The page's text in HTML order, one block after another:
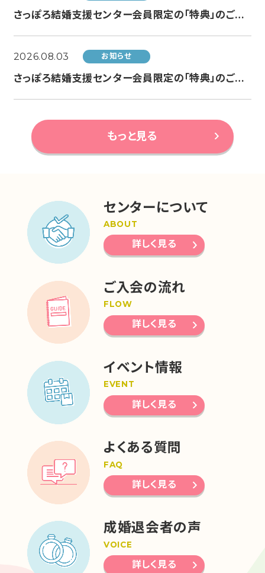
さっぽろ結婚支援センター会員限定の「特典」のご案内（AUNO by JOHNSON HOMES様より）
2026.08.03 お知らせ
さっぽろ結婚支援センター会員限定の「特典」のご案内（結婚相談所 Hiroka様より）
もっと見る
センターについて
ABOUT
詳しく見る
ご入会の流れ
FLOW
詳しく見る
イベント情報
EVENT
詳しく見る
よくある質問
FAQ
詳しく見る
成婚退会者の声
VOICE
詳しく見る